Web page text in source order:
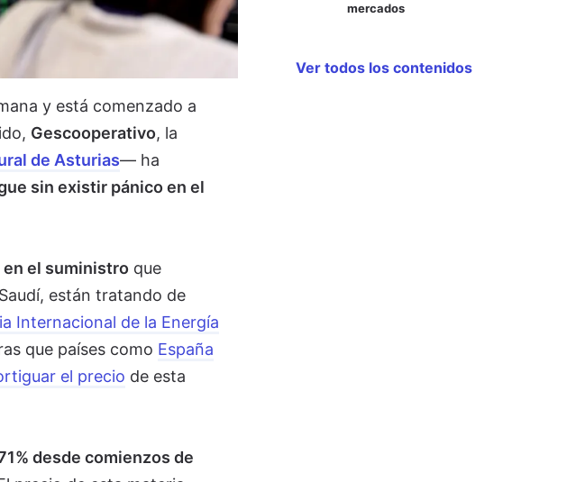
y está comenzado a
Gescooperativo, la
de Asturias— ha
sin existir pánico en el
en el suministro que
están tratando de
Internacional de la Energía
que países como España
el precio de esta
desde comienzos de
mercados
Ver todos los contenidos